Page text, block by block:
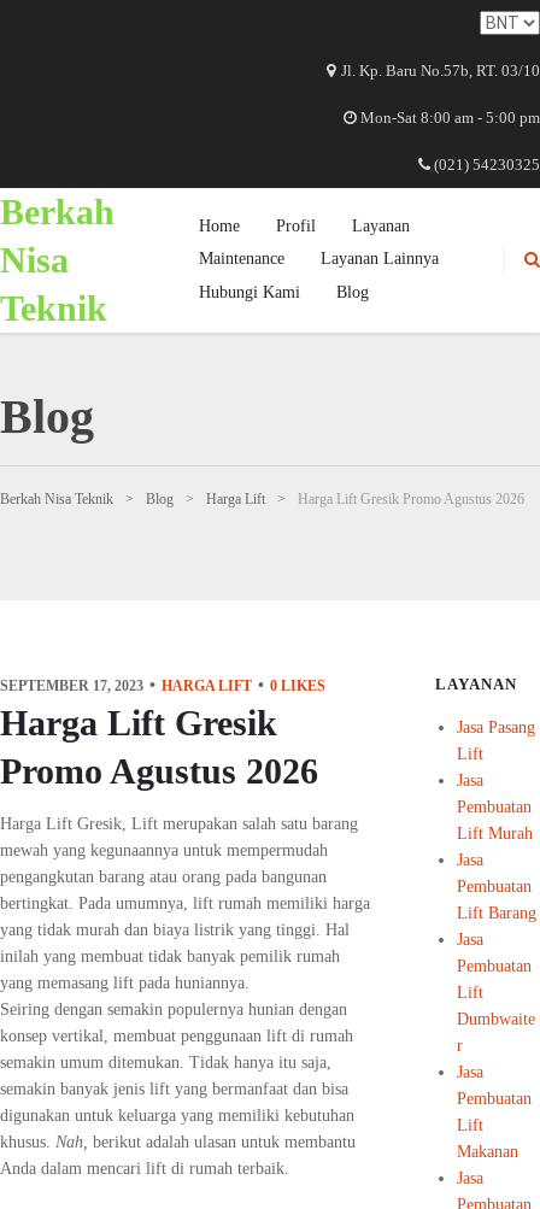
Jl. Kp. Baru No.57b, RT. 03/10
Mon-Sat 8:00 am - 5:00 pm
(021) 54230325
Berkah
Nisa
Teknik
Home Profil
Layanan
Maintenance
Layanan Lainnya
Hubungi Kami
Blog
Blog
Berkah Nisa Teknik > Blog > Harga Lift > Harga Lift Gresik Promo Agustus 2026
SEPTEMBER 17, 2023 HARGA LIFT 0 LIKES
Harga Lift Gresik
Promo Agustus 2026
Harga Lift Gresik, Lift merupakan salah satu barang
mewah yang kegunaannya untuk mempermudah
pengangkutan barang atau orang pada bangunan
bertingkat. Pada umumnya, lift rumah memiliki harga
yang tidak murah dan biaya listrik yang tinggi. Hal
inilah yang membuat tidak banyak pemilik rumah
yang memasang lift pada huniannya.
Seiring dengan semakin populernya hunian dengan
konsep vertikal, membuat penggunaan lift di rumah
semakin umum ditemukan. Tidak hanya itu saja,
semakin banyak jenis lift yang bermanfaat dan bisa
digunakan untuk keluarga yang memiliki kebutuhan
khusus. Nah, berikut adalah ulasan untuk membantu
Anda dalam mencari lift di rumah terbaik.
LAYANAN
Jasa Pasang
Lift
Jasa
Pembuatan
Lift Murah
Jasa
Pembuatan
Lift Barang
Jasa
Pembuatan
Lift
Dumbwaite
r
Jasa
Pembuatan
Lift
Makanan
Jasa
Pembuatan